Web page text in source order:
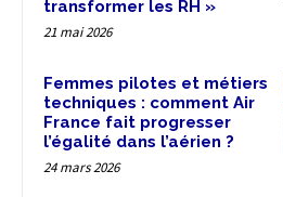
transformer les RH »
21 mai 2026
Femmes pilotes et métiers
techniques : comment Air
France fait progresser
l’égalité dans l’aérien ?
24 mars 2026